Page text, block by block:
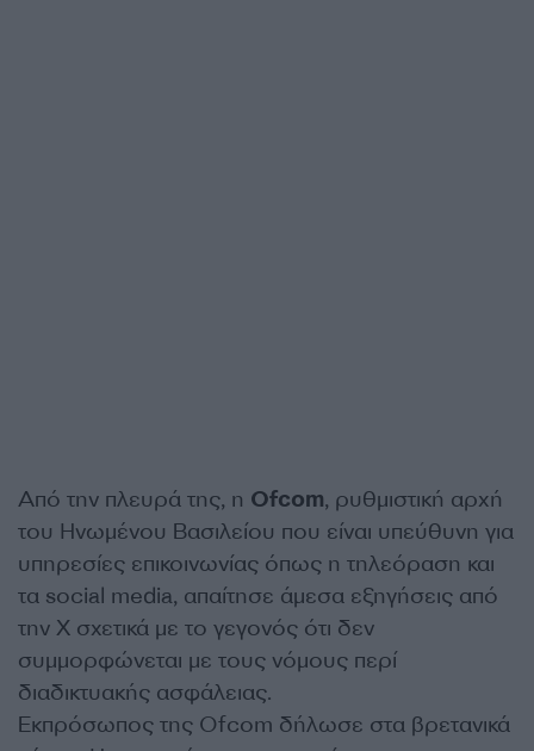
Από την πλευρά της, η Ofcom, ρυθμιστική αρχή
του Ηνωμένου Βασιλείου που είναι υπεύθυνη για
υπηρεσίες επικοινωνίας όπως η τηλεόραση και
τα social media, απαίτησε άμεσα εξηγήσεις από
την X σχετικά με το γεγονός ότι δεν
συμμορφώνεται με τους νόμους περί
διαδικτυακής ασφάλειας.
Εκπρόσωπος της Ofcom δήλωσε στα βρετανικά